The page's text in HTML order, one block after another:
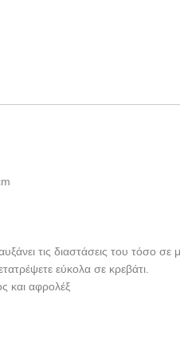
τις διαστάσεις του τόσο
εύκολα σε κρεβάτι.
και αφρολέξ